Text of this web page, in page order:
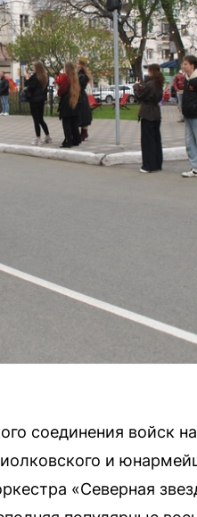
соединения войск
и
«Северная